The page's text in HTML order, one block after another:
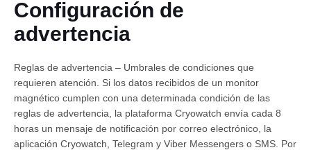
Español
Configuración de
advertencia
Reglas de advertencia – Umbrales de condiciones que
requieren atención. Si los datos recibidos de un monitor
magnético cumplen con una determinada condición de las
reglas de advertencia, la plataforma Cryowatch envía cada 8
horas un mensaje de notificación por correo electrónico, la
aplicación Cryowatch, Telegram y Viber Messengers o SMS. Por